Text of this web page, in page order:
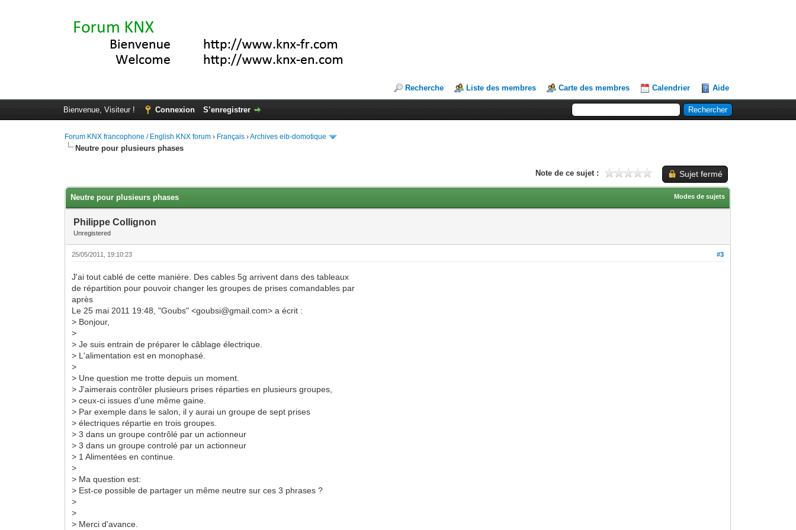
Recherche Liste des membres Carte des membres Calendrier Aide
Bienvenue, Visiteur ! Connexion S’enregistrer
Forum KNX francophone / English KNX forum › Français ›Archives eib-domotique
Neutre pour plusieurs phases
Sujet fermé
Note de ce sujet :
Modes de sujets
Neutre pour plusieurs phases
Philippe Collignon
Unregistered
#3
25/05/2011, 19:10:23
J'ai tout cablé de cette manière. Des cables 5g arrivent dans des tableaux
de répartition pour pouvoir changer les groupes de prises comandables par
après
Le 25 mai 2011 19:48, "Goubs" <goubsi@gmail.com> a écrit :
> Bonjour,
>
> Je suis entrain de préparer le câblage électrique.
> L'alimentation est en monophasé.
>
> Une question me trotte depuis un moment.
> J'aimerais contrôler plusieurs prises réparties en plusieurs groupes,
> ceux-ci issues d'une même gaine.
> Par exemple dans le salon, il y aurai un groupe de sept prises
> électriques répartie en trois groupes.
> 3 dans un groupe contrôlé par un actionneur
> 3 dans un groupe controlé par un actionneur
> 1 Alimentées en continue.
>
> Ma question est:
> Est-ce possible de partager un même neutre sur ces 3 phrases ?
>
>
> Merci d'avance.